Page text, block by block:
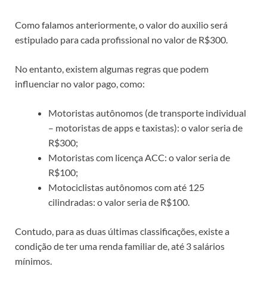
Como falamos anteriormente, o valor do auxilio será
estipulado para cada profissional no valor de R$300.
No entanto, existem algumas regras que podem
influenciar no valor pago, como:
Motoristas autônomos (de transporte individual
– motoristas de apps e taxistas): o valor seria de
R$300;
Motoristas com licença ACC: o valor seria de
R$100;
Motociclistas autônomos com até 125
cilindradas: o valor seria de R$100.
Contudo, para as duas últimas classificações, existe a
condição de ter uma renda familiar de, até 3 salários
mínimos.